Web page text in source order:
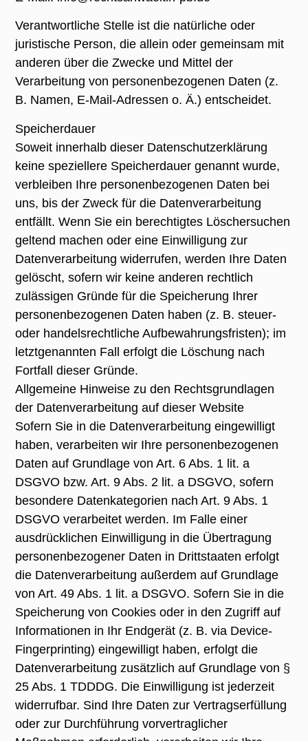
Verantwortliche Stelle ist die natürliche oder
juristische Person, die allein oder gemeinsam mit
anderen über die Zwecke und Mittel der
Verarbeitung von personenbezogenen Daten (z.
B. Namen, E-Mail-Adressen o. Ä.) entscheidet.
Speicherdauer
Soweit innerhalb dieser Datenschutzerklärung
keine speziellere Speicherdauer genannt wurde,
verbleiben Ihre personenbezogenen Daten bei
uns, bis der Zweck für die Datenverarbeitung
entfällt. Wenn Sie ein berechtigtes Löschersuchen
geltend machen oder eine Einwilligung zur
Datenverarbeitung widerrufen, werden Ihre Daten
gelöscht, sofern wir keine anderen rechtlich
zulässigen Gründe für die Speicherung Ihrer
personenbezogenen Daten haben (z. B. steuer-
oder handelsrechtliche Aufbewahrungsfristen); im
letztgenannten Fall erfolgt die Löschung nach
Fortfall dieser Gründe.
Allgemeine Hinweise zu den Rechtsgrundlagen
der Datenverarbeitung auf dieser Website
Sofern Sie in die Datenverarbeitung eingewilligt
haben, verarbeiten wir Ihre personenbezogenen
Daten auf Grundlage von Art. 6 Abs. 1 lit. a
DSGVO bzw. Art. 9 Abs. 2 lit. a DSGVO, sofern
besondere Datenkategorien nach Art. 9 Abs. 1
DSGVO verarbeitet werden. Im Falle einer
ausdrücklichen Einwilligung in die Übertragung
personenbezogener Daten in Drittstaaten erfolgt
die Datenverarbeitung außerdem auf Grundlage
von Art. 49 Abs. 1 lit. a DSGVO. Sofern Sie in die
Speicherung von Cookies oder in den Zugriff auf
Informationen in Ihr Endgerät (z. B. via Device-
Fingerprinting) eingewilligt haben, erfolgt die
Datenverarbeitung zusätzlich auf Grundlage von §
25 Abs. 1 TDDDG. Die Einwilligung ist jederzeit
widerrufbar. Sind Ihre Daten zur Vertragserfüllung
oder zur Durchführung vorvertraglicher